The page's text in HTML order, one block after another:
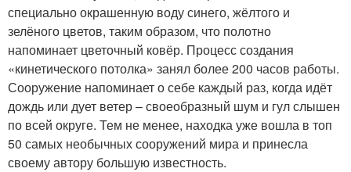
специально окрашенную воду синего, жёлтого и
зелёного цветов, таким образом, что полотно
напоминает цветочный ковёр. Процесс создания
«кинетического потолка» занял более 200 часов работы.
Сооружение напоминает о себе каждый раз, когда идёт
дождь или дует ветер – своеобразный шум и гул слышен
по всей округе. Тем не менее, находка уже вошла в топ
50 самых необычных сооружений мира и принесла
своему автору большую известность.